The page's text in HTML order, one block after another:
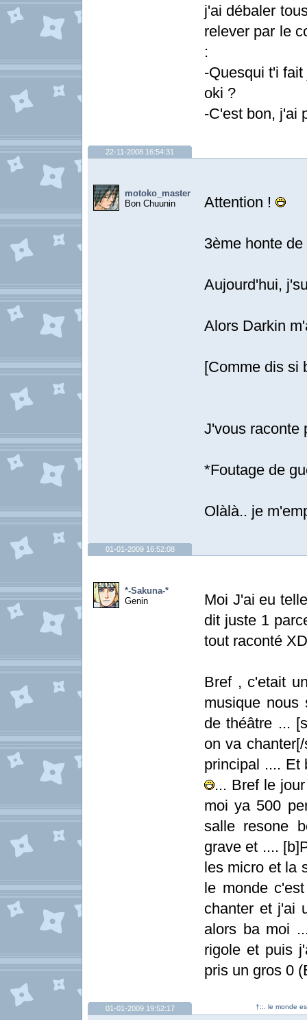
j'ai débaler
relever par le
:
-Quesqui t'i
oki ?
-C'est bon, j'ai
22-11-2008 16:54:31
motoko_master
Bon Chuunin
Attention !
3ème honte
Aujourd'hui,
Alors Darkin
[Comme dis si
J'vous raconte
*Foutage de
Olàlà.. je
01-01-2009 16:52:08
*-Sakuna-*
Genin
Moi J'ai eu
dit juste 1
tout raconté XD
Bref , c'etait
musique nous
de théâtre ...
on va
principal .... Et
... Bref le
moi ya 500
salle resone
grave et ....
les micro et la
le monde
chanter et j'ai
alors ba moi
rigole et puis
pris un gros 0
†::. le monde
01-01-2009 19:52:17